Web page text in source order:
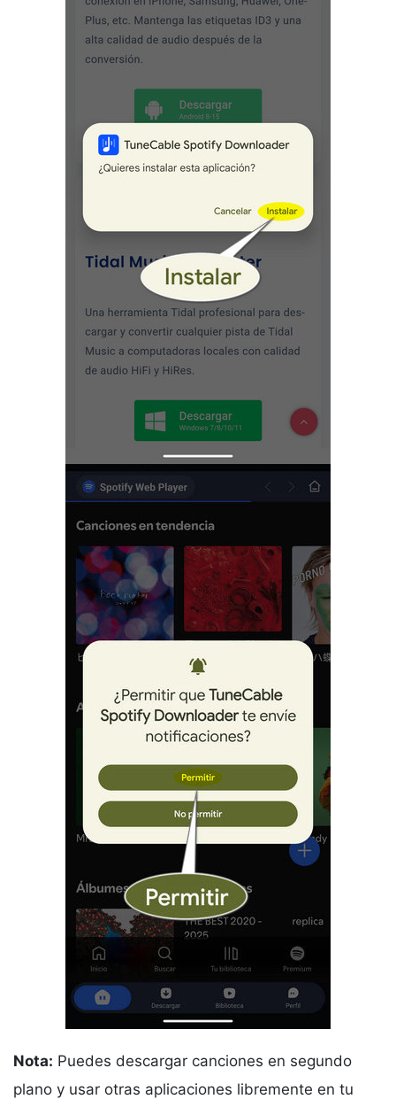
Nota: Puedes descargar canciones en segundo
plano y usar otras aplicaciones libremente en tu